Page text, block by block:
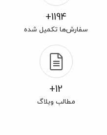
1194+
سفارش‌ها تکمیل شده
12+
مطالب وبلاگ